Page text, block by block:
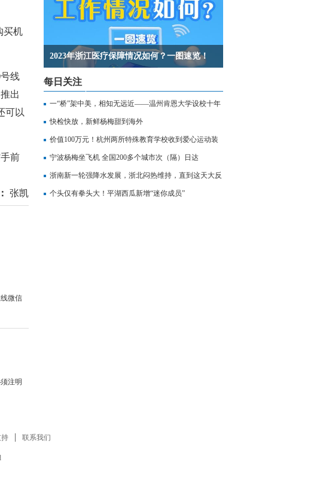
买机
线
出
可以
前
张凯
微信
注明
2023年浙江医疗保障情况如何？一图速览！
每日关注
一“桥”架中美，相知无远近——温州肯恩大学设校十年
记
快检快放，新鲜杨梅甜到海外
价值100万元！杭州两所特殊教育学校收到爱心运动装
备
宁波杨梅坐飞机 全国200多个城市次（隔）日达
浙南新一轮强降水发展，浙北闷热维持，直到这天大反
转
个头仅有拳头大！平湖西瓜新增“迷你成员”
联系我们